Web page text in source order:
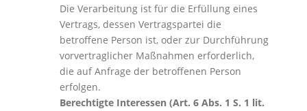
Die Verarbeitung ist für die Erfüllung eines
Vertrags, dessen Vertragspartei die
betroffene Person ist, oder zur Durchführung
vorvertraglicher Maßnahmen erforderlich,
die auf Anfrage der betroffenen Person
erfolgen.
Berechtigte Interessen (Art. 6 Abs. 1 S. 1 lit.